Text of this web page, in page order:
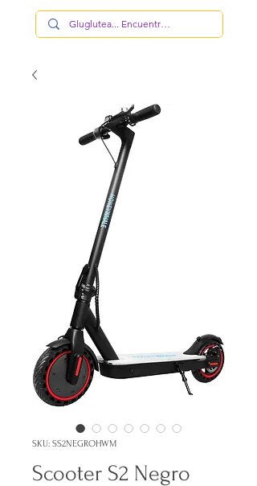
SKU: SS2NEGROHWM
Scooter S2 Negro